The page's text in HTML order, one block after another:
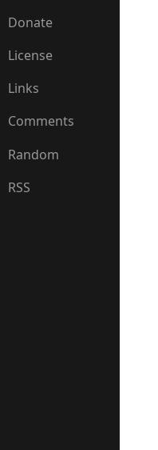
Donate
License
Links
Comments
Random
RSS